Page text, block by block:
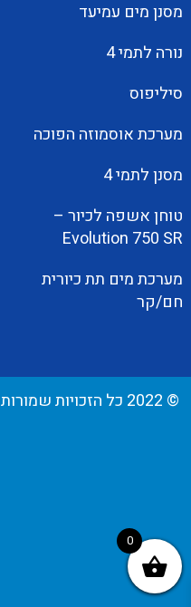
מסנן מים עמיעד
נורה לתמי 4
סיליפוס
מערכת אוסמוזה הפוכה
מסנן לתמי 4
טוחן אשפה לכיור –
Evolution 750 SR
מערכת מים תת כיורית
חם/קר
© 2022 כל הזכויות שמורות למטריקס מעיינות החיים
0